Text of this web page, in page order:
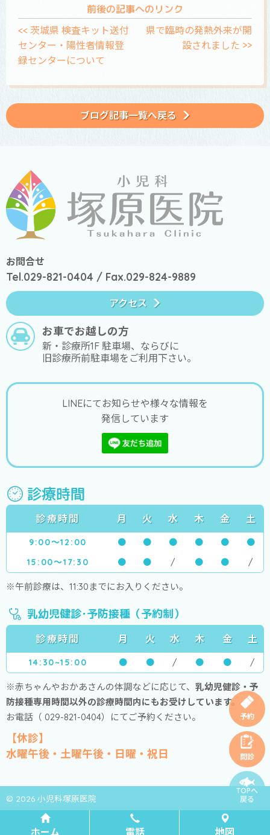
前後の記事へのリンク
<< 茨城県 検査キット送付
センター・陽性者情報登
録センターについて
県で臨時の発熱外来が開
設されました >>
ブログ記事一覧へ戻る
ホーム 電話 地図
お問合せ
Tel.029-821-0404 / Fax.029-824-9889
アクセス
お車でお越しの方
新・診療所1F 駐車場、ならびに
旧診療所前駐車場をご利用下さい。
LINEにてお知らせや様々な情報を
発信しています
診療時間
診療時間 月 火 水 木 金 土
9:00～12:00 ● ● ● ● ●
●
15:00～17:30
● ● / ● ● /
※午前診療は、11:30までにお入りください。
乳幼児健診･予防接種（予約制）
診療時間 月 火 水 木 金 土
14:30~15:00 ● ● / ● ● /
※赤ちゃんやおかあさんの体調などに応じて、 乳幼児健診・予
防接種専用時間以外の診療時間内にもお受けしています。
お電話（ 029-821-0404）にてご予約ください。
【休診】
水曜午後・土曜午後・日曜・祝日
© 2026 小児科塚原医院
予約
問診
TOPへ
戻る